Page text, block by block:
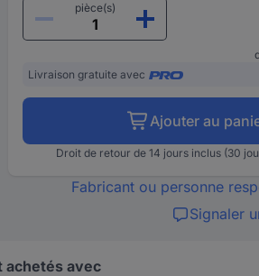
pièce(s)
Livraison gratuite avec
Ajouter au
Droit de retour de 14 jours inclus (30
Fabricant ou personne
Signaler
achetés avec